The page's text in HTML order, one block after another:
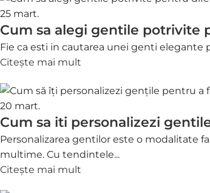
25 mart.
Cum sa alegi gentile potrivite
Fie ca esti in cautarea unei genti
Citește mai mult
20 mart.
Cum sa iti personalizezi
Personalizarea gentilor este o modalitate
multime. Cu tendintele...
Citește mai mult